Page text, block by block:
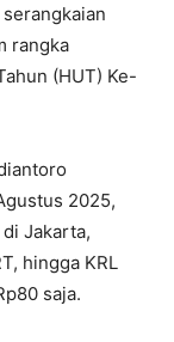
rangka
(HUT) Ke-
2025,
Jakarta,
hingga KRL
saja.